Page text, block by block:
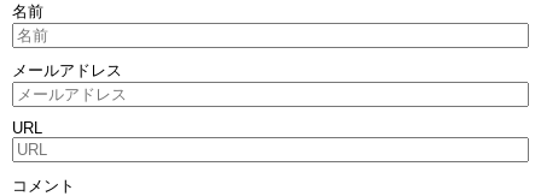
名前
メールアドレス
URL
コメント